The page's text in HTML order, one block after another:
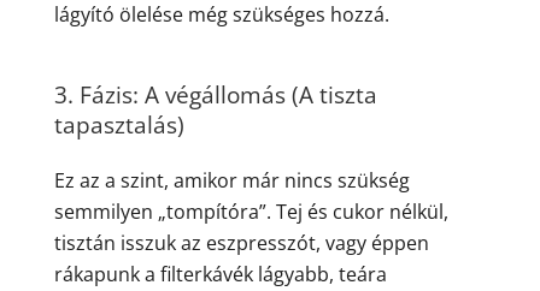
lágyító ölelése még szükséges hozzá.
3. Fázis: A végállomás (A tiszta
tapasztalás)
Ez az a szint, amikor már nincs szükség
semmilyen „tompítóra”. Tej és cukor nélkül,
tisztán isszuk az eszpresszót, vagy éppen
rákapunk a filterkávék lágyabb, teára